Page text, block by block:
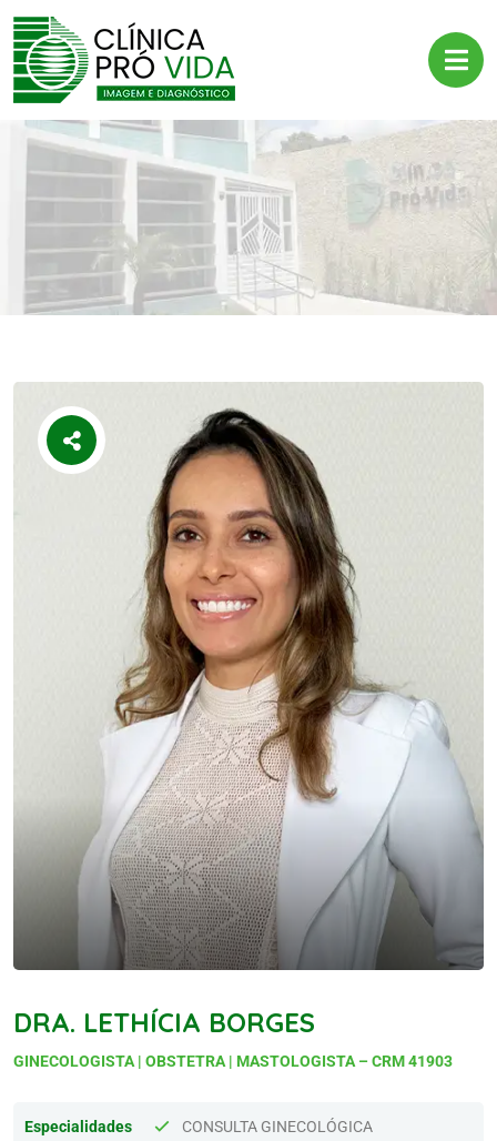
DRA. LETHÍCIA BORGES
GINECOLOGISTA | OBSTETRA | MASTOLOGISTA – CRM 41903
Especialidades
CONSULTA GINECOLÓGICA